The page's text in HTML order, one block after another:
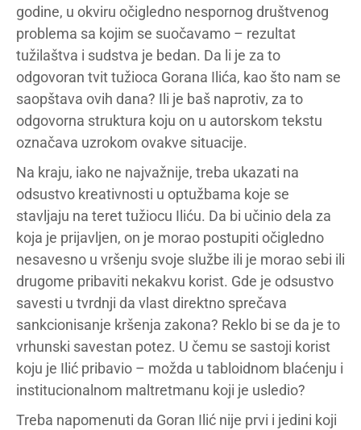
godine, u okviru očigledno nespornog društvenog
problema sa kojim se suočavamo – rezultat
tužilaštva i sudstva je bedan. Da li je za to
odgovoran tvit tužioca Gorana Ilića, kao što nam se
saopštava ovih dana? Ili je baš naprotiv, za to
odgovorna struktura koju on u autorskom tekstu
označava uzrokom ovakve situacije.
Na kraju, iako ne najvažnije, treba ukazati na
odsustvo kreativnosti u optužbama koje se
stavljaju na teret tužiocu Iliću. Da bi učinio dela za
koja je prijavljen, on je morao postupiti očigledno
nesavesno u vršenju svoje službe ili je morao sebi ili
drugome pribaviti nekakvu korist. Gde je odsustvo
savesti u tvrdnji da vlast direktno sprečava
sankcionisanje kršenja zakona? Reklo bi se da je to
vrhunski savestan potez. U čemu se sastoji korist
koju je Ilić pribavio – možda u tabloidnom blaćenju i
institucionalnom maltretmanu koji je usledio?
Treba napomenuti da Goran Ilić nije prvi i jedini koji